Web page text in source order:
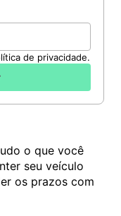
de privacidade.
o que você
seu veículo
os prazos com